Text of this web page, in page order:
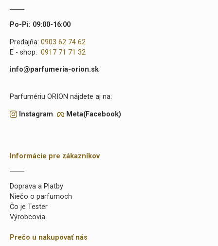
Po-Pi: 09:00-16:00
Predajňa: 0903 62 74 62
E - shop: 0917 71 71 32
info@parfumeria-orion.sk
Parfumériu ORION nájdete aj na:
Instagram Meta(Facebook)
Informácie pre zákazníkov
Doprava a Platby
Niečo o parfumoch
Čo je Tester
Výrobcovia
Prečo u nakupovať nás